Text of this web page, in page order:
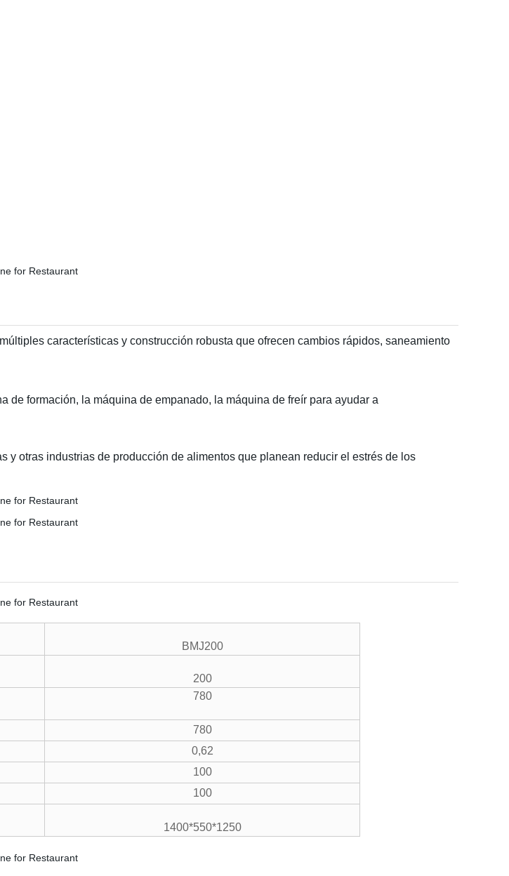
características y construcción robusta que ofrecen cambios rápidos, saneamiento
de formación, la máquina de empanado, la máquina de freír para ayudar a
y otras industrias de producción de alimentos que planean reducir el estrés de los
BMJ200
200
780
780
0,62
100
100
1400*550*1250